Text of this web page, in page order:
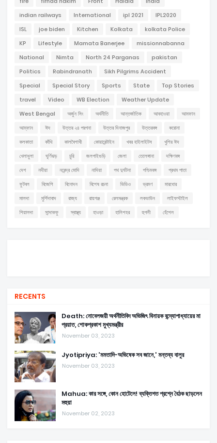
indian railways
International ipl 2021
IPL2020
ISL
joe biden Kitchen Kolkata
kolkata Police
KP
Lifestyle Mamata Banerjee
missionnabanna
National
Nimta North 24 Parganas
pakistan
Politics
Rabindranath
Sikh Pilgrims Accident
Special
Special Story Sports State
Top Stories
travel
Video WB Election
Weather Update
West Bengal
অর্জুন সিং অর্থনীতি আন্তর্জাতিক আবহাওয়া
আমফান
আম্ফান
ঈদ উত্তর ২৪ পরগনা উত্তর দিনাজপুর উত্তরবঙ্গ
করোনা
কলকাতা
কাঁথি কালবৈশাখী কোয়ারেন্টাইন খবর হাইলাইটস
খুশির ঈদ
খেলাধুলা
ঘূর্ণিঝড় চুরি জলপাইগুড়ি জেলা তেলেঙ্গানা
দক্ষিণবঙ্গ
দেশ
নদীয়া নরেন্দ্র মোদি নাদিয়া পথ দুর্ঘটনা পশ্চিমবঙ্গ
প্রথম পাতা
ফুটবল
বিজেপি বিনোদন বিশেষ রচনা ভিডিও ভ্রমণ
মারধোর
মালদা
মুর্শিদাবাদ রাজ্য রায়গঞ্জ রেলমন্ত্রক লকডাউন
লাইফস্টাইল
শিয়ালদা
সান্দাকফু স্বাস্থ্য হাওড়া হালিশহর হুগলী হেঁশেল
RECENTS
Death: নোবেলজয়ী অর্থনীতিবিদ অভিজিৎ বিনায়ক বন্দ্যোপাধ্যায়ের মা
প্রয়াত, শোকপ্রকাশ মুখ্যমন্ত্রীর
November 03, 2023
Jyotipriya: 'মমতাদি-অভিষেক সব জানে,' মন্তব্য বালুর
November 03, 2023
Mahua: কার সঙ্গে, কোন হোটেলে! ব্যক্তিগত প্রশ্নে বৈঠক ছাড়লেন
মহুয়া
November 02, 2023